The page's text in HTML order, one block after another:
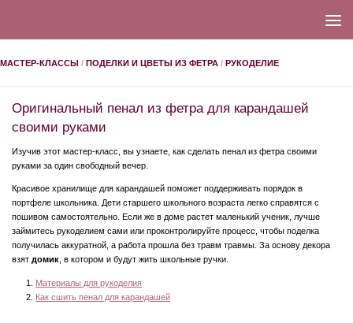
МАСТЕР-КЛАССЫ / ПОДЕЛКИ И ЦВЕТЫ ИЗ ФЕТРА / РУКОДЕЛИЕ
Оригинальный пенал из фетра для карандашей
своими руками
Изучив этот мастер-класс, вы узнаете, как сделать пенал из фетра своими
руками за один свободный вечер.
Красивое хранилище для карандашей поможет поддерживать порядок в
портфеле школьника. Дети старшего школьного возраста легко справятся с
пошивом самостоятельно. Если же в доме растет маленький ученик, лучше
займитесь рукоделием сами или проконтролируйте процесс, чтобы поделка
получилась аккуратной, а работа прошла без травм травмы. За основу декора
взят домик , в котором и будут жить школьные ручки.
Материалы для рукоделия
Как сшить пенал для карандашей